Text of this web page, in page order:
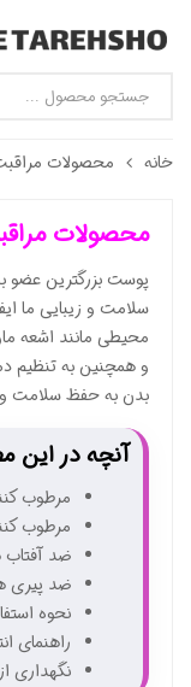
خانه محصولات
محصولات
پوست بزرگترین
سلامت و زیبایی ما
محیطی مانند اشعه
و همچنین به تنظیم
بدن به حفظ سلامت
آنچه در این
مرطوب
مرطوب
ضد آفتاب
ضد پیری
نحوه
راهنمای
نگهداری